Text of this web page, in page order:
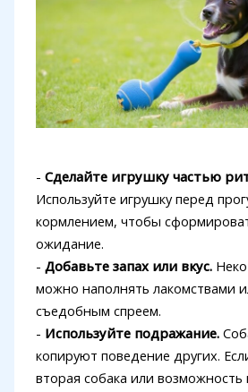
- Сделайте игрушку частью
Используйте игрушку перед
кормлением, чтобы
ожидание.
- Добавьте запах или вкус.
можно наполнять лакомствами
съедобным спреем.
- Используйте подражание.
копируют поведение других.
вторая собака или возможность